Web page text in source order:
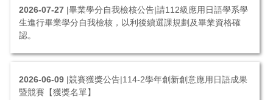
2026-07-27 |畢業學分自我檢核公告|請112級應用日語學系學
生進行畢業學分自我檢核，以利後續選課規劃及畢業資格確
認。
2026-06-09 |競賽獲獎公告|114-2學年創新創意應用日語成果
暨競賽【獲獎名單】